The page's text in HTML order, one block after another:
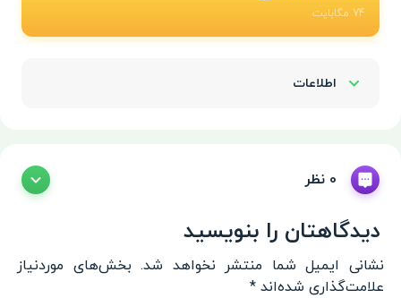
74 مگابایت
اطلاعات
0 نظر
دیدگاهتان را بنویسید
نشانی ایمیل شما منتشر نخواهد شد. بخش‌های موردنیاز
علامت‌گذاری شده‌اند *